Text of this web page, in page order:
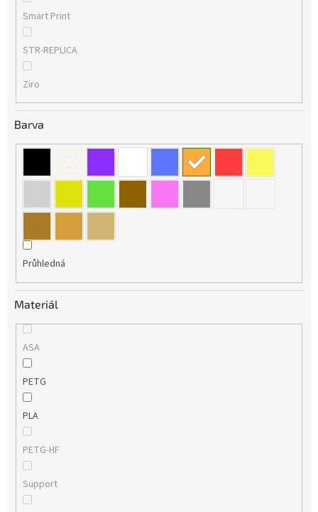
Smart Print
STR-REPLICA
Ziro
Barva
Průhledná
Materiál
ASA
PETG
PLA
PETG-HF
Support